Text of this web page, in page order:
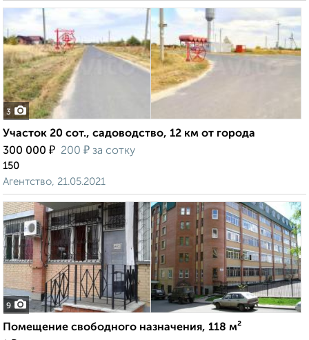
3
Участок 20 сот., садоводство, 12 км от города
300 000 ₽ 200 ₽ за сотку
150
Агентство, 21.05.2021
9
Помещение свободного назначения, 118 м²